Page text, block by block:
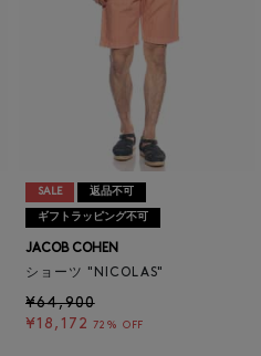
SALE 返品不可
ギフトラッピング不可
JACOB COHEN
ショーツ "NICOLAS"
¥64,900
¥18,172 72% OFF